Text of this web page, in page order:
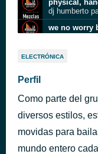
dj humberto
electronica
dakiti
dj humberto
dj humberto
ELECTRÓNICA
Perfil
Como parte del
diversos estilos,
movidas para
mundo entero